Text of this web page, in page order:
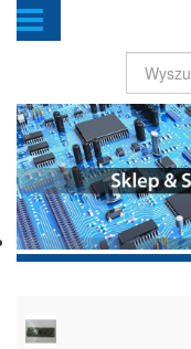
Szukaj...